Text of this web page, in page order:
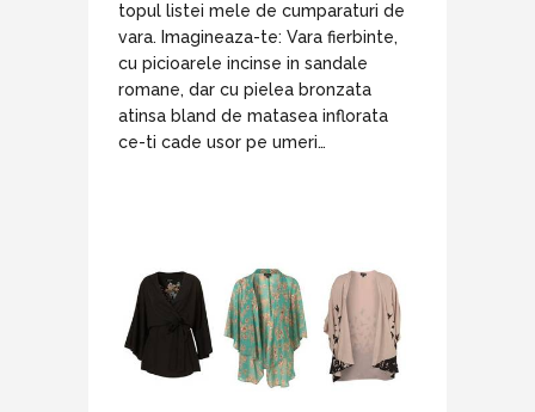
topul listei mele de cumparaturi de
vara. Imagineaza-te: Vara fierbinte,
cu picioarele incinse in sandale
romane, dar cu pielea bronzata
atinsa bland de matasea inflorata
ce-ti cade usor pe umeri…